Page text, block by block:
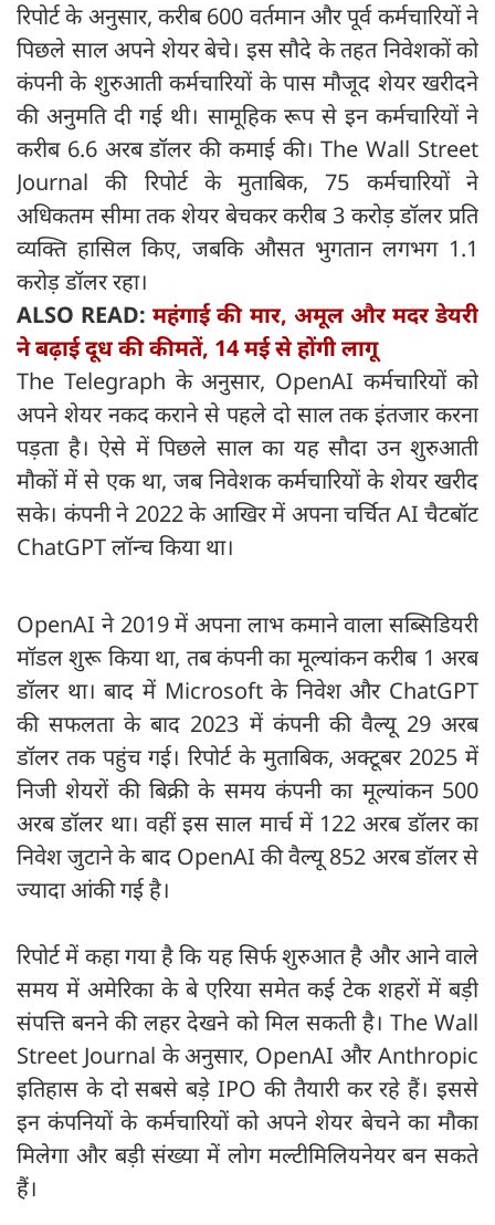
रिपोर्ट के अनुसार, करीब 600 वर्तमान और पूर्व कर्मचारियों ने
पिछले साल अपने शेयर बेचे। इस सौदे के तहत निवेशकों को
कंपनी के शुरुआती कर्मचारियों के पास मौजूद शेयर खरीदने
की अनुमति दी गई थी। सामूहिक रूप से इन कर्मचारियों ने
करीब 6.6 अरब डॉलर की कमाई की। The Wall Street
Journal की रिपोर्ट के मुताबिक, 75 कर्मचारियों ने
अधिकतम सीमा तक शेयर बेचकर करीब 3 करोड़ डॉलर प्रति
व्यक्ति हासिल किए, जबकि औसत भुगतान लगभग 1.1
करोड़ डॉलर रहा।
ALSO READ:महंगाई की मार, अमूल और मदर डेयरी
ने बढ़ाई दूध की कीमतें, 14 मई से होंगी लागू
The Telegraph के अनुसार, OpenAI कर्मचारियों को
अपने शेयर नकद कराने से पहले दो साल तक इंतजार करना
पड़ता है। ऐसे में पिछले साल का यह सौदा उन शुरुआती
मौकों में से एक था, जब निवेशक कर्मचारियों के शेयर खरीद
सके। कंपनी ने 2022 के आखिर में अपना चर्चित AI चैटबॉट
ChatGPT लॉन्च किया था।
OpenAI ने 2019 में अपना लाभ कमाने वाला सब्सिडियरी
मॉडल शुरू किया था, तब कंपनी का मूल्यांकन करीब 1 अरब
डॉलर था। बाद में Microsoft के निवेश और ChatGPT
की सफलता के बाद 2023 में कंपनी की वैल्यू 29 अरब
डॉलर तक पहुंच गई। रिपोर्ट के मुताबिक, अक्टूबर 2025 में
निजी शेयरों की बिक्री के समय कंपनी का मूल्यांकन 500
अरब डॉलर था। वहीं इस साल मार्च में 122 अरब डॉलर का
निवेश जुटाने के बाद OpenAI की वैल्यू 852 अरब डॉलर से
ज्यादा आंकी गई है।
रिपोर्ट में कहा गया है कि यह सिर्फ शुरुआत है और आने वाले
समय में अमेरिका के बे एरिया समेत कई टेक शहरों में बड़ी
संपत्ति बनने की लहर देखने को मिल सकती है। The Wall
Street Journal के अनुसार, OpenAI और Anthropic
इतिहास के दो सबसे बड़े IPO की तैयारी कर रहे हैं। इससे
इन कंपनियों के कर्मचारियों को अपने शेयर बेचने का मौका
मिलेगा और बड़ी संख्या में लोग मल्टीमिलियनेयर बन सकते
हैं।